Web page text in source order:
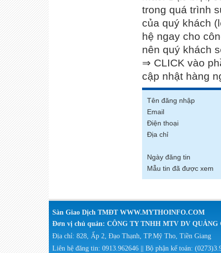
trong quá trình
của quý khách
hệ ngay cho
nên quý khách
⇒ CLICK vào
cập nhật hàng
Tên đăng nhập
Email
Điện thoại
Địa chỉ
Ngày đăng tin
Mẫu tin đã được xem
Sàn Giao Dịch TMĐT WWW.MYTHOINFO.COM
Đơn vị chủ quản: CÔNG TY TNHH MTV DV QUẢNG
Địa chỉ: 828, Ấp 2, Đạo Thạnh, TP.Mỹ Tho, Tiền Giang
Liên hệ đăng tin: 0913.962646 || Bộ phận kế toán: